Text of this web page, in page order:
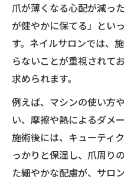
爪が薄くなる心配が減っ
が健やかに保てる」とい
す。ネイルサロンでは、
らないことが重視されて
求められます。
例えば、マシンの使い方
い、摩擦や熱によるダメ
施術後には、キューティ
っかりと保湿し、爪周り
た細やかな配慮が、サロ